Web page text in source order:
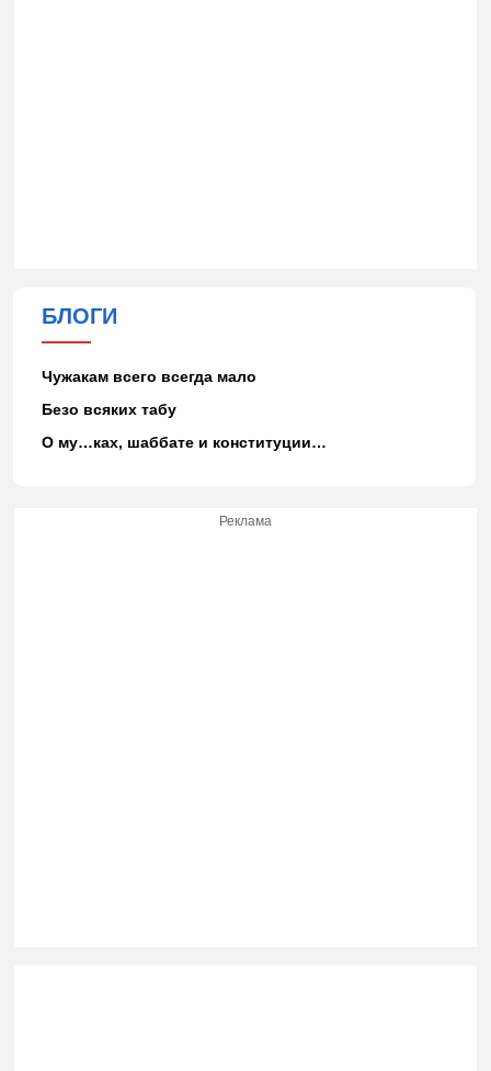
БЛОГИ
Чужакам всего всегда мало
Безо всяких табу
О му…ках, шаббате и конституции…
Реклама